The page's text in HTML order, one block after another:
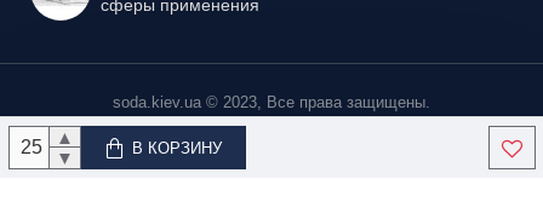
▲
▼
В КОРЗИНУ
сферы применения
soda.kiev.ua © 2023, Все права защищены.